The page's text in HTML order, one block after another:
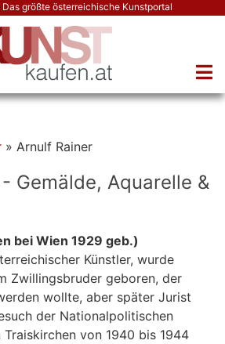
größte österreichische Kunstportal
» Arnulf Rainer
Gemälde, Aquarelle &
bei Wien 1929 geb.)
Künstler, wurde
Zwillingsbruder geboren, der
wollte, aber später Jurist
der Nationalpolitischen
von 1940 bis 1944